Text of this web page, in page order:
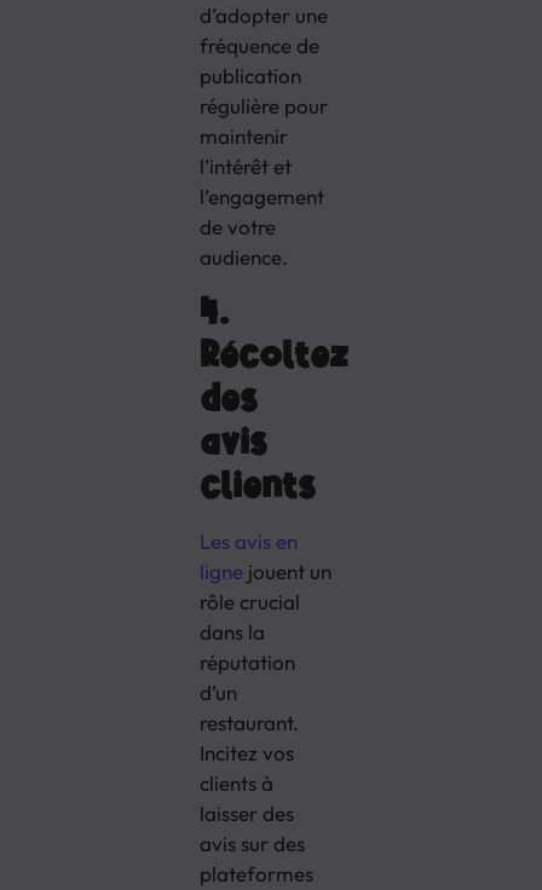
d’adopter une
fréquence de
publication
régulière pour
maintenir
l’intérêt et
l’engagement
de votre
audience.
4.
Récoltez
des
avis
clients
Les avis en
ligne jouent un
rôle crucial
dans la
réputation
d’un
restaurant.
Incitez vos
clients à
laisser des
avis sur des
plateformes